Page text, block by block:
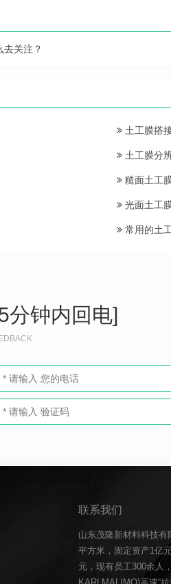
去关注？
土工膜搭
土工膜分
糙面土工
光面土工
常用的土
分钟内回电]
联系我们
山东茂隆新材料科技
平方米，固定资产1亿
元，现有员工300余人